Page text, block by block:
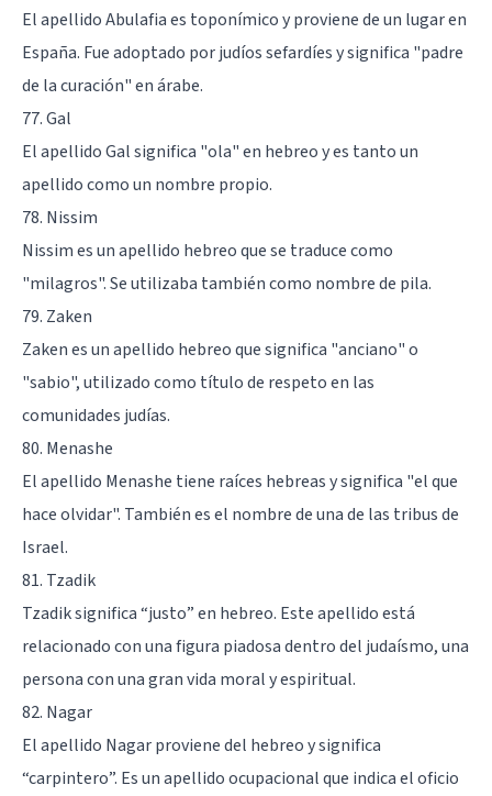
El apellido Abulafia es toponímico y proviene de un lugar en
España. Fue adoptado por judíos sefardíes y significa "padre
de la curación" en árabe.
77. Gal
El apellido Gal significa "ola" en hebreo y es tanto un
apellido como un nombre propio.
78. Nissim
Nissim es un apellido hebreo que se traduce como
"milagros". Se utilizaba también como nombre de pila.
79. Zaken
Zaken es un apellido hebreo que significa "anciano" o
"sabio", utilizado como título de respeto en las
comunidades judías.
80. Menashe
El apellido Menashe tiene raíces hebreas y significa "el que
hace olvidar". También es el nombre de una de las tribus de
Israel.
81. Tzadik
Tzadik significa “justo” en hebreo. Este apellido está
relacionado con una figura piadosa dentro del judaísmo, una
persona con una gran vida moral y espiritual.
82. Nagar
El apellido Nagar proviene del hebreo y significa
“carpintero”. Es un apellido ocupacional que indica el oficio